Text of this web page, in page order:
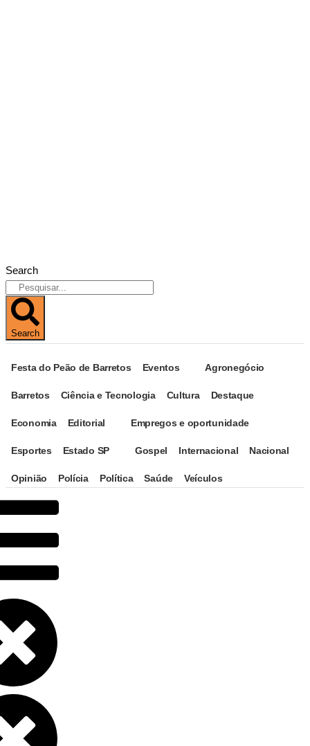
Search
Search
Festa do Peão de Barretos Eventos Agronegócio
Barretos Ciência e Tecnologia Cultura Destaque
Economia Editorial Empregos e oportunidade
Esportes Estado SP Gospel Internacional Nacional
Opinião Polícia Política Saúde Veículos